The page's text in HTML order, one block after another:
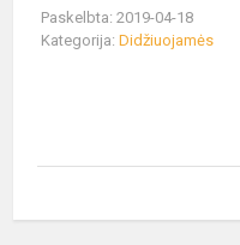
Paskelbta: 2019-04-18
Kategorija:Didžiuojamės